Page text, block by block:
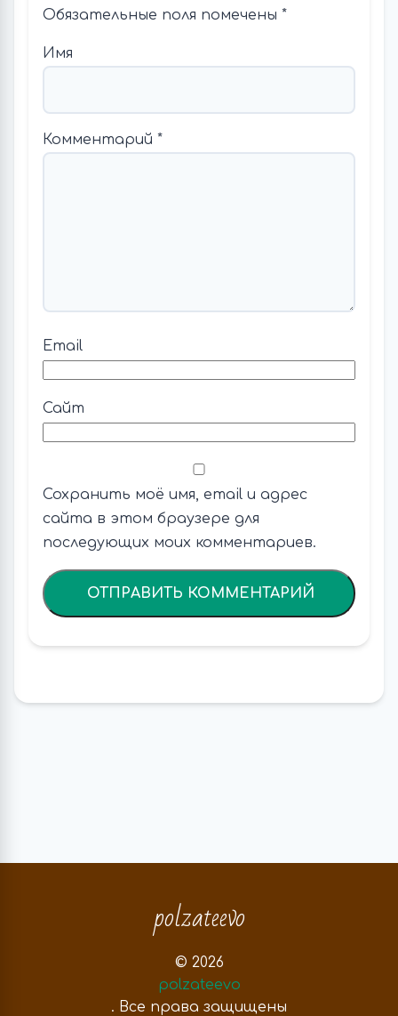
Обязательные поля помечены *
Имя
Комментарий *
Email
Сайт
Сохранить моё имя, email и адрес
сайта в этом браузере для
последующих моих комментариев.
polzateevo
© 2026
polzateevo
. Все права защищены